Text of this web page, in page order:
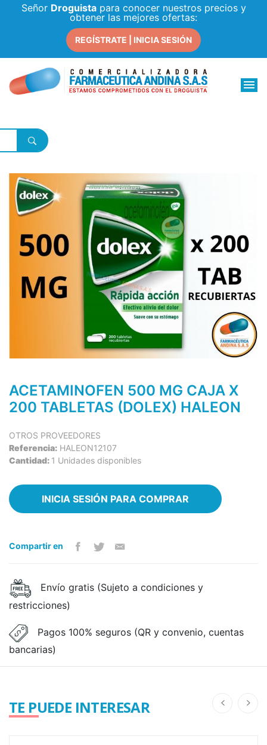
Señor Droguistapara conocer nuestros precios y
obtener las mejores ofertas:
REGÍSTRATE | INICIA SESIÓN
ACETAMINOFEN 500 MG CAJA X
200 TABLETAS (DOLEX) HALEON
OTROS PROVEEDORES
Referencia: HALEON12107
Cantidad: 1 Unidades disponibles
INICIA SESIÓN PARA COMPRAR
Compartir en
Envío gratis (Sujeto a condiciones y
restricciones)
Pagos 100% seguros (QR y convenio, cuentas
bancarias)
TE PUEDE INTERESAR